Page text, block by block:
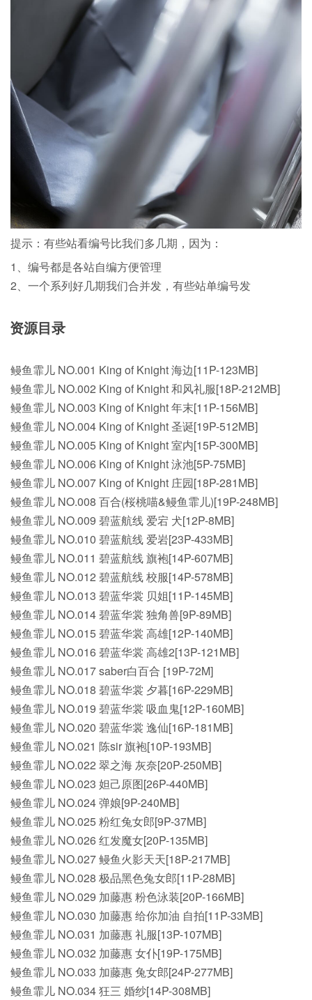
提示：有些站看编号比我们多几期，因为：
1、编号都是各站自编方便管理
2、一个系列好几期我们合并发，有些站单编号发
资源目录
鳗鱼霏儿 NO.001 King of Knight 海边[11P-123MB]
鳗鱼霏儿 NO.002 King of Knight 和风礼服[18P-212MB]
鳗鱼霏儿 NO.003 King of Knight 年末[11P-156MB]
鳗鱼霏儿 NO.004 King of Knight 圣诞[19P-512MB]
鳗鱼霏儿 NO.005 King of Knight 室内[15P-300MB]
鳗鱼霏儿 NO.006 King of Knight 泳池[5P-75MB]
鳗鱼霏儿 NO.007 King of Knight 庄园[18P-281MB]
鳗鱼霏儿 NO.008 百合(桜桃喵&鳗鱼霏儿)[19P-248MB]
鳗鱼霏儿 NO.009 碧蓝航线 爱宕 犬[12P-8MB]
鳗鱼霏儿 NO.010 碧蓝航线 爱岩[23P-433MB]
鳗鱼霏儿 NO.011 碧蓝航线 旗袍[14P-607MB]
鳗鱼霏儿 NO.012 碧蓝航线 校服[14P-578MB]
鳗鱼霏儿 NO.013 碧蓝华裳 贝姐[11P-145MB]
鳗鱼霏儿 NO.014 碧蓝华裳 独角兽[9P-89MB]
鳗鱼霏儿 NO.015 碧蓝华裳 高雄[12P-140MB]
鳗鱼霏儿 NO.016 碧蓝华裳 高雄2[13P-121MB]
鳗鱼霏儿 NO.017 saber白百合 [19P-72M]
鳗鱼霏儿 NO.018 碧蓝华裳 夕暮[16P-229MB]
鳗鱼霏儿 NO.019 碧蓝华裳 吸血鬼[12P-160MB]
鳗鱼霏儿 NO.020 碧蓝华裳 逸仙[16P-181MB]
鳗鱼霏儿 NO.021 陈sir 旗袍[10P-193MB]
鳗鱼霏儿 NO.022 翠之海 灰奈[20P-250MB]
鳗鱼霏儿 NO.023 妲己原图[26P-440MB]
鳗鱼霏儿 NO.024 弹娘[9P-240MB]
鳗鱼霏儿 NO.025 粉红兔女郎[9P-37MB]
鳗鱼霏儿 NO.026 红发魔女[20P-135MB]
鳗鱼霏儿 NO.027 鳗鱼火影天天[18P-217MB]
鳗鱼霏儿 NO.028 极品黑色兔女郎[11P-28MB]
鳗鱼霏儿 NO.029 加藤惠 粉色泳装[20P-166MB]
鳗鱼霏儿 NO.030 加藤惠 给你加油 自拍[11P-33MB]
鳗鱼霏儿 NO.031 加藤惠 礼服[13P-107MB]
鳗鱼霏儿 NO.032 加藤惠 女仆[19P-175MB]
鳗鱼霏儿 NO.033 加藤惠 兔女郎[24P-277MB]
鳗鱼霏儿 NO.034 狂三 婚纱[14P-308MB]